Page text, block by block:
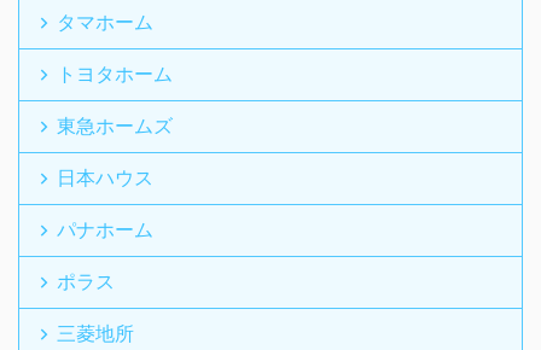
タマホーム
トヨタホーム
東急ホームズ
日本ハウス
パナホーム
ポラス
三菱地所